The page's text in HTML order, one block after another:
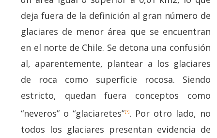
deja fuera de la definición al gran número de
glaciares de menor área que se encuentran
en el norte de Chile. Se detona una confusión
al, aparentemente, plantear a los glaciares
de roca como superficie rocosa. Siendo
estricto, quedan fuera conceptos como
“neveros” o “glaciaretes”[3]. Por otro lado, no
todos los glaciares presentan evidencia de